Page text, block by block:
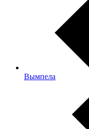
Вымпела